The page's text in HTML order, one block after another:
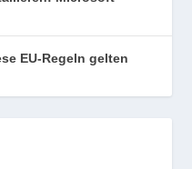
EU-Regeln gelten